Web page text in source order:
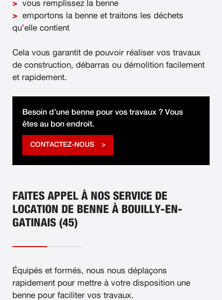
vous remplissez la benne
emportons la benne et traitons les déchets
qu’elle contient
Cela vous garantit de pouvoir réaliser vos travaux
de construction, débarras ou démolition facilement
et rapidement.
Besoin d’une benne pour vos travaux ? Vous
êtes au bon endroit.
CONTACTEZ-NOUS
FAITES APPEL À NOS SERVICE DE
LOCATION DE BENNE À BOUILLY-EN-
GATINAIS (45)
Équipés et formés, nous nous déplaçons
rapidement pour mettre à votre disposition une
benne pour faciliter vos travaux.